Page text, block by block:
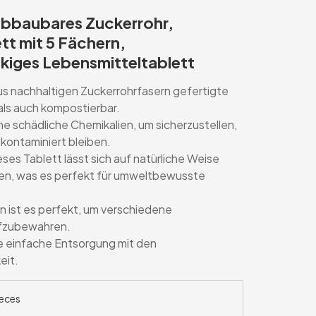
Zuckerrohr,
mit 5 Fächern,
Lebensmitteltablett
nachhaltigen Zuckerrohrfasern gefertigte
auch kompostierbar.
schädliche Chemikalien, um sicherzustellen,
bleiben.
Tablett lässt sich auf natürliche Weise
was es perfekt für umweltbewusste
ist es perfekt, um verschiedene
Entsorgung mit den